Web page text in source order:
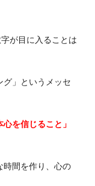
が目に入ることは
グ」というメッセ
を信じること」
時間を作り、心の